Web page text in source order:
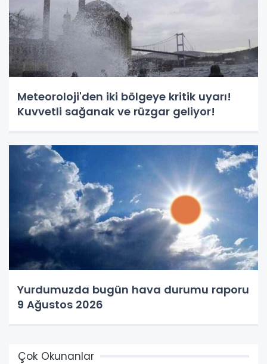
Meteoroloji'den iki bölgeye kritik uyarı!
Kuvvetli sağanak ve rüzgar geliyor!
Yurdumuzda bugün hava durumu raporu
9 Ağustos 2026
Çok Okunanlar